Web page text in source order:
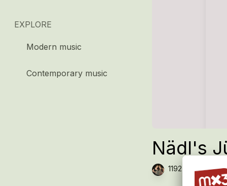
EXPLORE
Modern music
Contemporary music
Nädl's
1192 plays —